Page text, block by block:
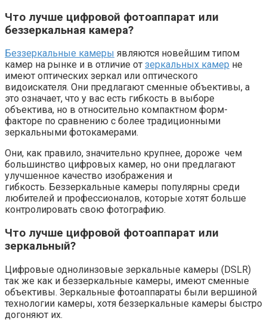
Что лучше цифровой фотоаппарат или
беззеркальная камера?
Беззеркальные камеры являются новейшим типом
камер на рынке и в отличие от зеркальных камер не
имеют оптических зеркал или оптического
видоискателя. Они предлагают сменные объективы, а
это означает, что у вас есть гибкость в выборе
объектива, но в относительно компактном форм-
факторе по сравнению с более традиционными
зеркальными фотокамерами.
Они, как правило, значительно крупнее, дороже чем
большинство цифровых камер, но они предлагают
улучшенное качество изображения и
гибкость. Беззеркальные камеры популярны среди
любителей и профессионалов, которые хотят больше
контролировать свою фотографию.
Что лучше цифровой фотоаппарат или
зеркальный?
Цифровые однолинзовые зеркальные камеры (DSLR)
так же как и беззеркальные камеры, имеют сменные
объективы. Зеркальные фотоаппараты были вершиной
технологии камеры, хотя беззеркальные камеры быстро
догоняют их.